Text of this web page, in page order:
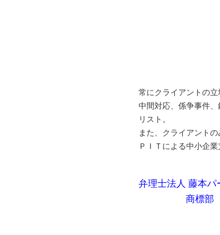
常にクライアントの
中間対応、係争事件
リスト。
また、クライアント
ＰＩＴによる中小企
弁理士法人 藤本
商標部 副